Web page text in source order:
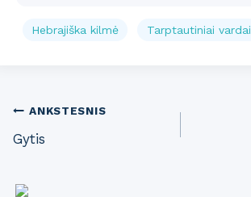
Hebrajiška kilmė Tarptautiniai vardai
Post
navigation
ANKSTESNIS
Gytis